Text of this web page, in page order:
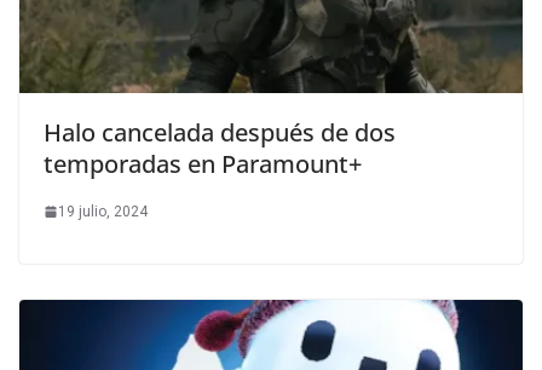
Halo cancelada después de dos
temporadas en Paramount+
19 julio, 2024